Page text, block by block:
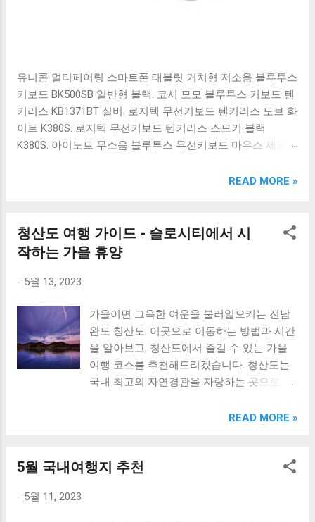
유니콘 멀티페어링 스마트폰 태블릿 거치형 저소음 블루투스
키보드 BK500SB 일반형 블랙. 코시 모모 블루투스 키보드 텐
키리스 KB1371BT 실버. 로지텍 무선키보드 텐키리스 도브 화
이트 K380S. 로지텍 무선키보드 텐키리스 스모키 블랙
K380S. 아이노트 무소음 블루투스 무선키보드 마우스 세트
OABTKBDA 퓨어 화이트. 코시 베이직 블루투스 키보드
랙. 큐센 멤브레인 무선 키보드 블랙 K1000 일반형 블루투스
키보드 구매를 고려하실 때, 추가 할인 혜택을 놓치지 마세요.
다양한 할인 혜택과 빠른배송 혜택을 놓치지 않도록 먼저 확
인해보세요. 추가할인 확인하기 상품 하나를 사더라도 종류
루투스키보드 같은 상품을 고를 때는 더 고민이 많을 수 밖에
없습니다. 다양한 상품들을 상세스펙 과 가격 을 꼼꼼히 비교
해서 구매하실 수 있도록 순위 추천 해드릴게요. 특가상품 보
러가기 추천상품 Best 유니콘 멀티페어링 스마트폰 태블릿
거치형 저소음 블루투스 키보드, BK-500SB, 일반형, 블랙 유
READ MORE »
청산도 여행 가이드 - 슬로시티에서 시
작하는 가을 휴양
- 5월 13, 2023
가을이면 그윽한 여운을 불러일으키는 전남
완도 청산도. 이곳으로 이동하는 방법과 시간
을 알아보고, 청산도에서 즐길 수 있는 가을
여행 코스를 추천해드리겠습니다. 청산도는
국내 최고의 자연경관을 자랑하는 곳으로, 그
과 청정한 바다, 그리고 다양한 해양생물들이
를 즐길 수 있으며, 산책로와 자전거도로를
READ MORE »
5월 국내여행지 추천
- 5월 11, 2023